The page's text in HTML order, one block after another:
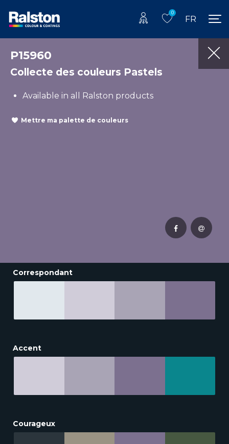
0
FR
P15960
Collecte des couleurs Pastels
Available in all Ralston products
Mettre ma palette de couleurs
Correspondant
Accent
Courageux